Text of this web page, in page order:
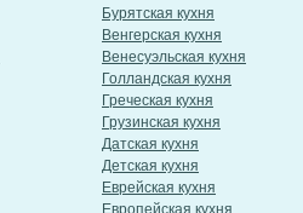
Бурятская кухня
Венгерская кухня
Венесуэльская кухня
Голландская кухня
Греческая кухня
Грузинская кухня
Датская кухня
Детская кухня
Еврейская кухня
Европейская кухня